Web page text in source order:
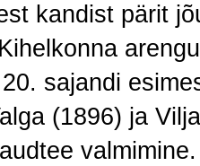
kandist pärit
sajandi
(1896) ja